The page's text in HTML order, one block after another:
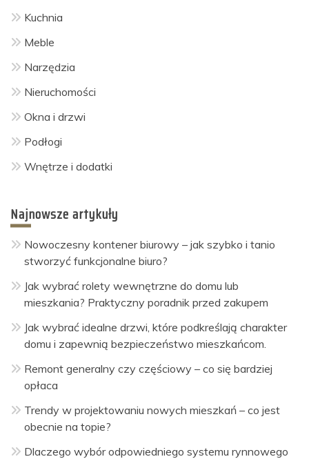
Kuchnia
Meble
Narzędzia
Nieruchomości
Okna i drzwi
Podłogi
Wnętrze i dodatki
Najnowsze artykuły
Nowoczesny kontener biurowy – jak szybko i tanio
stworzyć funkcjonalne biuro?
Jak wybrać rolety wewnętrzne do domu lub
mieszkania? Praktyczny poradnik przed zakupem
Jak wybrać idealne drzwi, które podkreślają charakter
domu i zapewnią bezpieczeństwo mieszkańcom.
Remont generalny czy częściowy – co się bardziej
opłaca
Trendy w projektowaniu nowych mieszkań – co jest
obecnie na topie?
Dlaczego wybór odpowiedniego systemu rynnowego